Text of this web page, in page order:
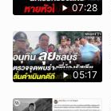
07:28
05:17